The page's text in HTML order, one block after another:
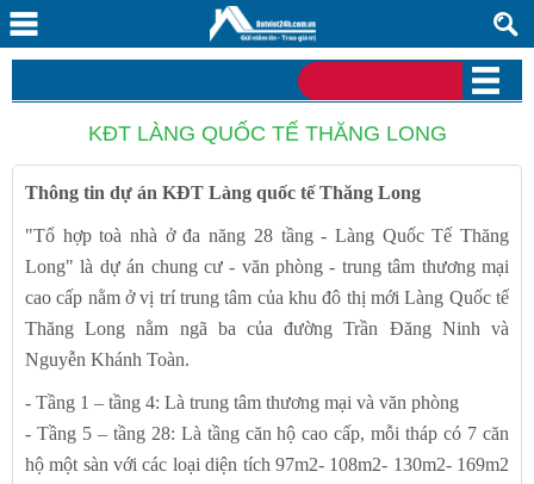
KĐT LÀNG QUỐC TẾ THĂNG LONG
Thông tin dự án KĐT Làng quốc tế Thăng Long
"Tổ hợp toà nhà ở đa năng 28 tầng - Làng Quốc Tế Thăng
Long" là dự án chung cư - văn phòng - trung tâm thương mại
cao cấp nằm ở vị trí trung tâm của khu đô thị mới Làng Quốc tế
Thăng Long nằm ngã ba của đường Trần Đăng Ninh và
Nguyễn Khánh Toàn.
- Tầng 1 – tầng 4: Là trung tâm thương mại và văn phòng
- Tầng 5 – tầng 28: Là tầng căn hộ cao cấp, mỗi tháp có 7 căn
hộ một sàn với các loại diện tích 97m2- 108m2- 130m2- 169m2